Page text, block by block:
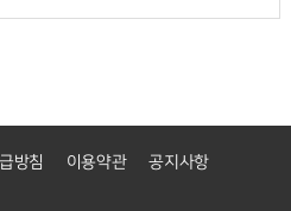
방침 이용약관 공지사항